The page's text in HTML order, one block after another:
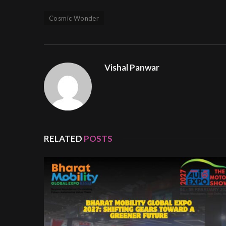
Cosmic Wonder
Vishal Panwar
RELATED POSTS